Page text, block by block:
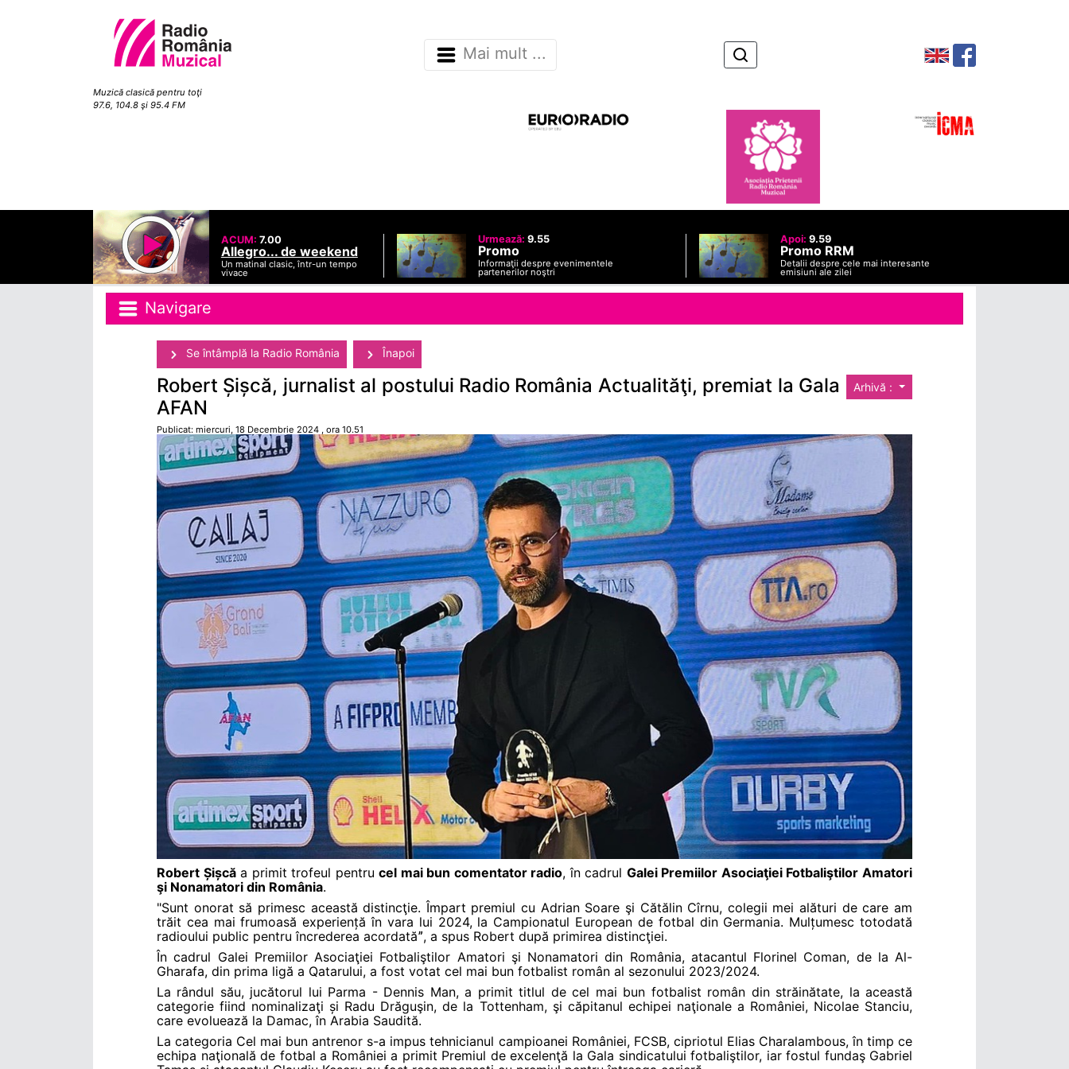
Muzică clasică pentru toţi
97.6, 104.8 şi 95.4 FM
Mai mult ...
ACUM: 7.00
Allegro... de weekend
Un matinal clasic, într-un tempo
vivace
Urmează: 9.55
Promo
Informaţii despre evenimentele
partenerilor noştri
Apoi: 9.59
Promo RRM
Detalii despre cele mai interesante
emisiuni ale zilei
Navigare
Se întâmplă la Radio România Înapoi
Arhivă :
Robert Șișcă, jurnalist al postului Radio România Actualităţi, premiat la Gala
AFAN
Publicat: miercuri, 18 Decembrie 2024 , ora 10.51
Robert Șișcă a primit trofeul pentrucel mai bun comentator radio, în cadrul Galei Premiilor Asociaţiei Fotbaliştilor Amatori
şi Nonamatori din România.
"Sunt onorat să primesc această distincţie. Împart premiul cu Adrian Soare şi Cătălin Cîrnu, colegii mei alături de care am
trăit cea mai frumoasă experiență în vara lui 2024, la Campionatul European de fotbal din Germania. Mulțumesc totodată
radioului public pentru încrederea acordatăˮ, a spus Robert după primirea distincţiei.
În cadrul Galei Premiilor Asociaţiei Fotbaliştilor Amatori şi Nonamatori din România, atacantul Florinel Coman, de la Al-
Gharafa, din prima ligă a Qatarului, a fost votat cel mai bun fotbalist român al sezonului 2023/2024.
La rândul său, jucătorul lui Parma - Dennis Man, a primit titlul de cel mai bun fotbalist român din străinătate, la această
categorie fiind nominalizaţi și Radu Drăguşin, de la Tottenham, şi căpitanul echipei naţionale a României, Nicolae Stanciu,
care evoluează la Damac, în Arabia Saudită.
La categoria Cel mai bun antrenor s-a impus tehnicianul campioanei României, FCSB, cipriotul Elias Charalambous, în timp ce
echipa naţională de fotbal a României a primit Premiul de excelenţă la Gala sindicatului fotbaliştilor, iar fostul fundaş Gabriel